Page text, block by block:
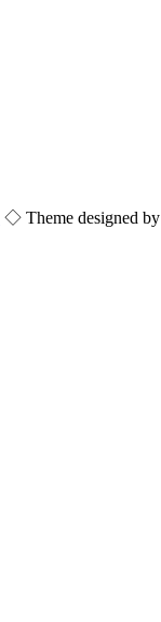
◇ Theme designed by